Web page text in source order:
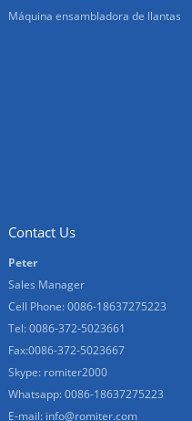
Máquina ensambladora de llantas
Contact Us
Peter
Sales Manager
Cell Phone: 0086-18637275223
Tel: 0086-372-5023661
Fax:0086-372-5023667
Skype: romiter2000
Whatsapp: 0086-18637275223
E-mail: info@romiter.com